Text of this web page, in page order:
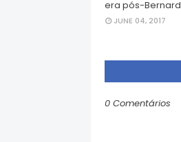
era pós-
JUNE 04, 2017
0 Comentários